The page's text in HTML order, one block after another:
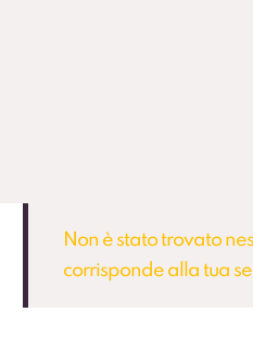
Non è stato trovato
corrisponde alla tua